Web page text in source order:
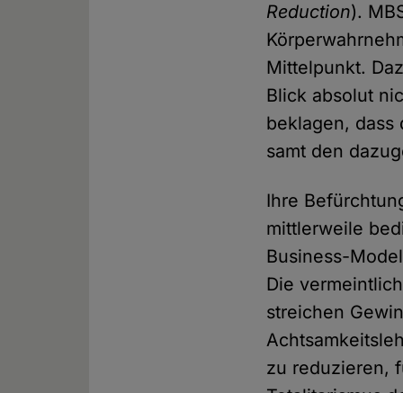
Reduction).
Mittelpunkt.
Blick absolut
beklagen, dass
samt den
Ihre
mittlerweile
Business-
Die
streichen
zu reduzieren,